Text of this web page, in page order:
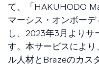
て、「HAKUHODO
マーシス・オンボー
し、2023年3月より
す。本サービスによ
ル人材とBrazeのカス